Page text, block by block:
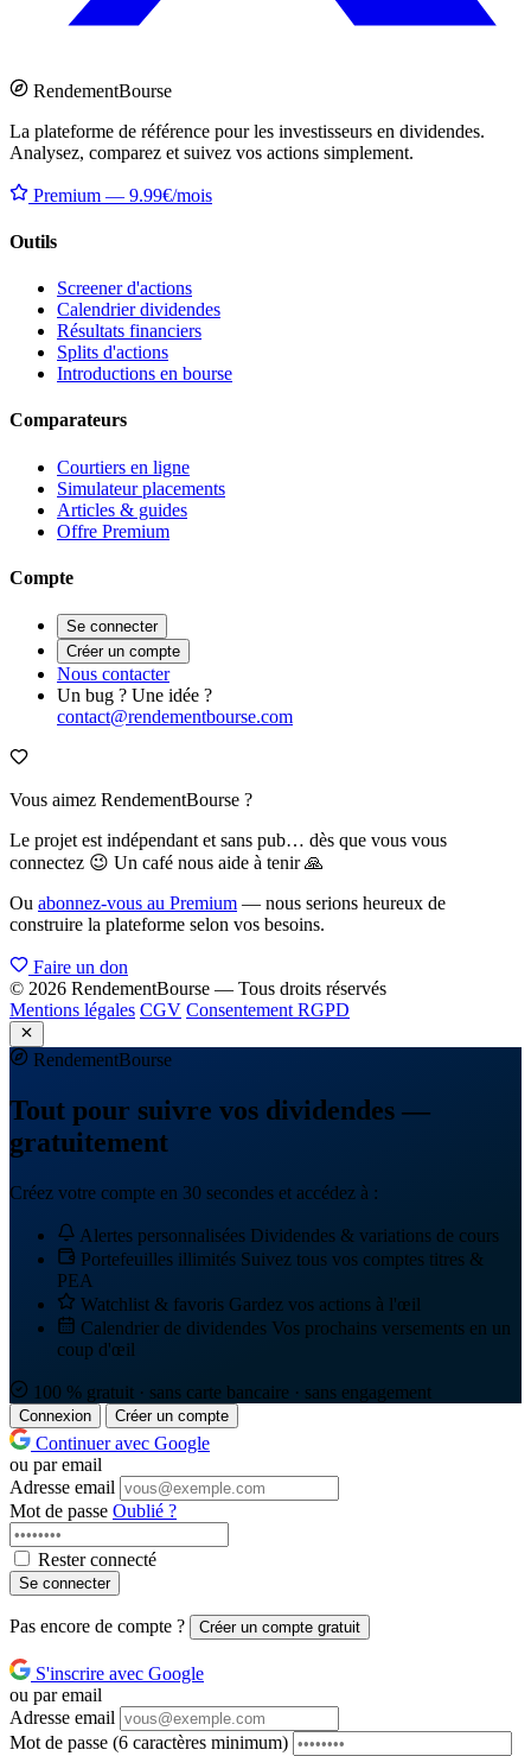
RendementBourse
La plateforme de référence pour les investisseurs en dividendes.
Analysez, comparez et suivez vos actions simplement.
Premium — 9.99€/mois
Outils
Screener d'actions
Calendrier dividendes
Résultats financiers
Splits d'actions
Introductions en bourse
Comparateurs
Courtiers en ligne
Simulateur placements
Articles & guides
Offre Premium
Compte
Se connecter
Créer un compte
Nous contacter
Un bug ? Une idée ?
contact@rendementbourse.com
Vous aimez RendementBourse ?
Le projet est indépendant et sans pub… dès que vous vous
connectez 😉 Un café nous aide à tenir 🙏
Ou abonnez-vous au Premium — nous serions heureux de
construire la plateforme selon vos besoins.
Faire un don
© 2026 RendementBourse — Tous droits réservés
Mentions légales CGV Consentement RGPD
RendementBourse
Tout pour suivre vos dividendes —
gratuitement
Créez votre compte en 30 secondes et accédez à :
Alertes personnalisées Dividendes & variations de cours
Portefeuilles illimités Suivez tous vos comptes titres &
PEA
Watchlist & favoris Gardez vos actions à l'œil
Calendrier de dividendes Vos prochains versements en un
coup d'œil
100 % gratuit · sans carte bancaire · sans engagement
Connexion Créer un compte
Continuer avec Google
ou par email
Adresse email
Mot de passe Oublié ?
Rester connecté
Se connecter
Pas encore de compte ? Créer un compte gratuit
S'inscrire avec Google
ou par email
Adresse email
Mot de passe (6 caractères minimum)